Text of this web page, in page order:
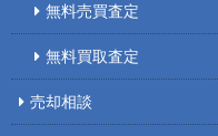
無料売買査定
無料買取査定
売却相談